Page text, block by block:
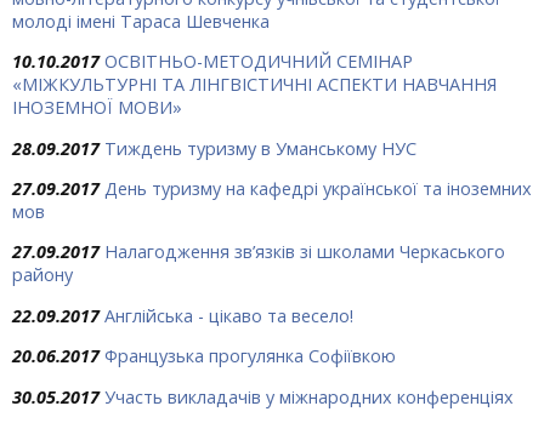
молоді імені Тараса Шевченка
10.10.2017 ОСВІТНЬО-МЕТОДИЧНИЙ СЕМІНАР
«МІЖКУЛЬТУРНІ ТА ЛІНГВІСТИЧНІ АСПЕКТИ НАВЧАННЯ
ІНОЗЕМНОЇ МОВИ»
28.09.2017 Тиждень туризму в Уманському НУС
27.09.2017 День туризму на кафедрі української та іноземних
мов
27.09.2017 Налагодження зв’язків зі школами Черкаського
району
22.09.2017 Англійська - цікаво та весело!
20.06.2017 Французька прогулянка Софіївкою
30.05.2017 Участь викладачів у міжнародних конференціях